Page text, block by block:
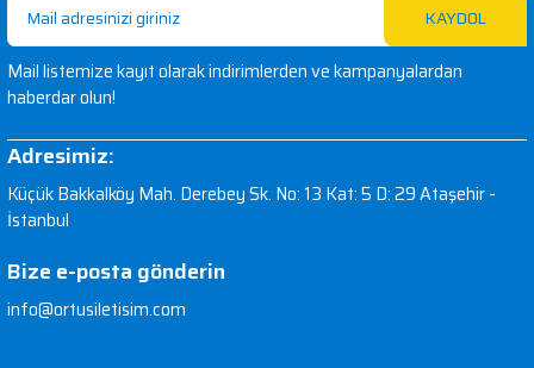
Braket
Düşük profilli braket
önceden takılmıştır;
halindedir
Gönder
KAYDOL
Mail listemize kayıt olarak indirimlerden ve kampanyalardan
haberdar olun!
Adresimiz:
Küçük Bakkalköy Mah. Derebey Sk. No: 13 Kat: 5 D: 29 Ataşehir -
İstanbul
Bize e-posta gönderin
info@ortusiletisim.com